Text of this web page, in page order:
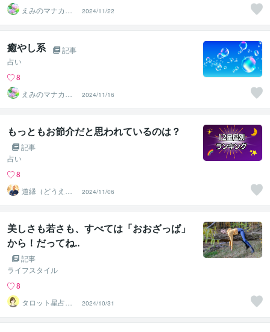
えみのマナカー
ドと星よみ
2024/11/22
癒やし系
記事
占い
8
えみのマナカー
ドと星よみ
2024/11/16
もっともお節介だと思われているのは？
記事
占い
8
道縁（どうえ
ん）☆チャネリ
ングタロット
2024/11/06
美しさも若さも、すべては「おおざっぱ」
から！だってね..
記事
ライフスタイル
8
タロット星占い
セラピスト☆さ
つき
2024/10/31